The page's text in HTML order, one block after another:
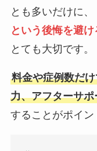
とも多いだけに、
という後悔を避
とても大切です。
料金や症例数だ
力、アフターサ
することがポイン